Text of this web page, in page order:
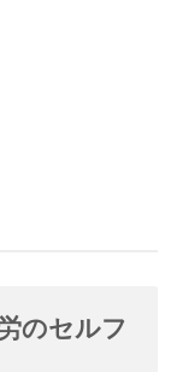
のセルフ